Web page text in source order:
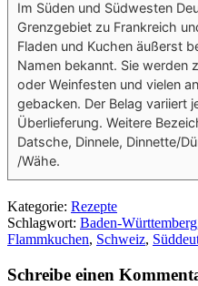
Im Süden und Südwesten
Grenzgebiet zu Frankreich
Fladen und Kuchen äußerst
Namen bekannt. Sie werden
oder Weinfesten und vielen
gebacken. Der Belag variiert
Überlieferung. Weitere
Datsche, Dinnele, Dinnette/
/Wähe.
Kategorie: Rezepte
Schlagwort: Baden-Württemberg
Flammkuchen, Schweiz,
Schreibe einen